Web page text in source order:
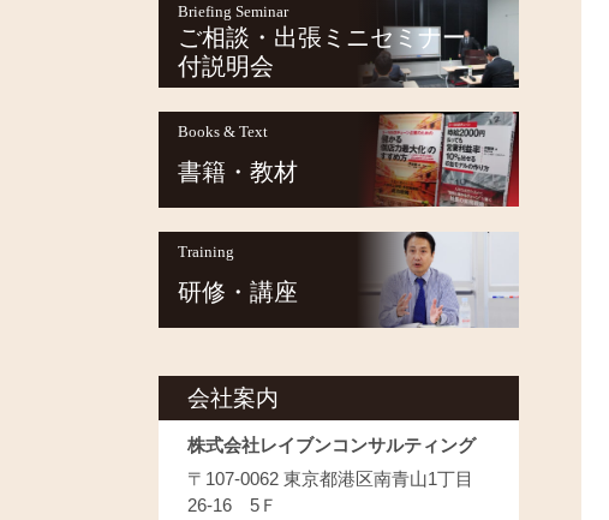
Briefing Seminar
ご相談・出張ミニセミナー
付説明会
Books & Text
書籍・教材
Training
研修・講座
会社案内
株式会社レイブンコンサルティング
〒107-0062 東京都港区南青山1丁目
26-16 5Ｆ